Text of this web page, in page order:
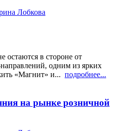
Лобкова
остаются в стороне от
одним из ярких
«Магнит» и... подробнее...
на рынке розничной